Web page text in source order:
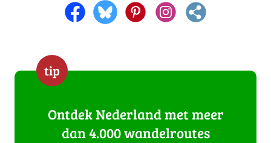
tip
Ontdek Nederland met meer
dan 4.000 wandelroutes